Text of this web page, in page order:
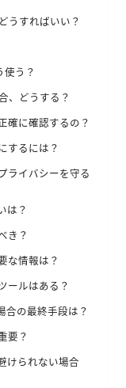
うすればいい？
使う？
、どうする？
確に確認するの？
するには？
ライバシーを守る
は？
き？
な情報は？
ールはある？
合の最終手段は？
要？
けられない場合